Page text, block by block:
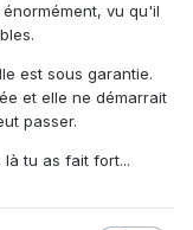
vu qu'il
est sous garantie.
et elle ne démarrait
passer.
là tu as fait fort...